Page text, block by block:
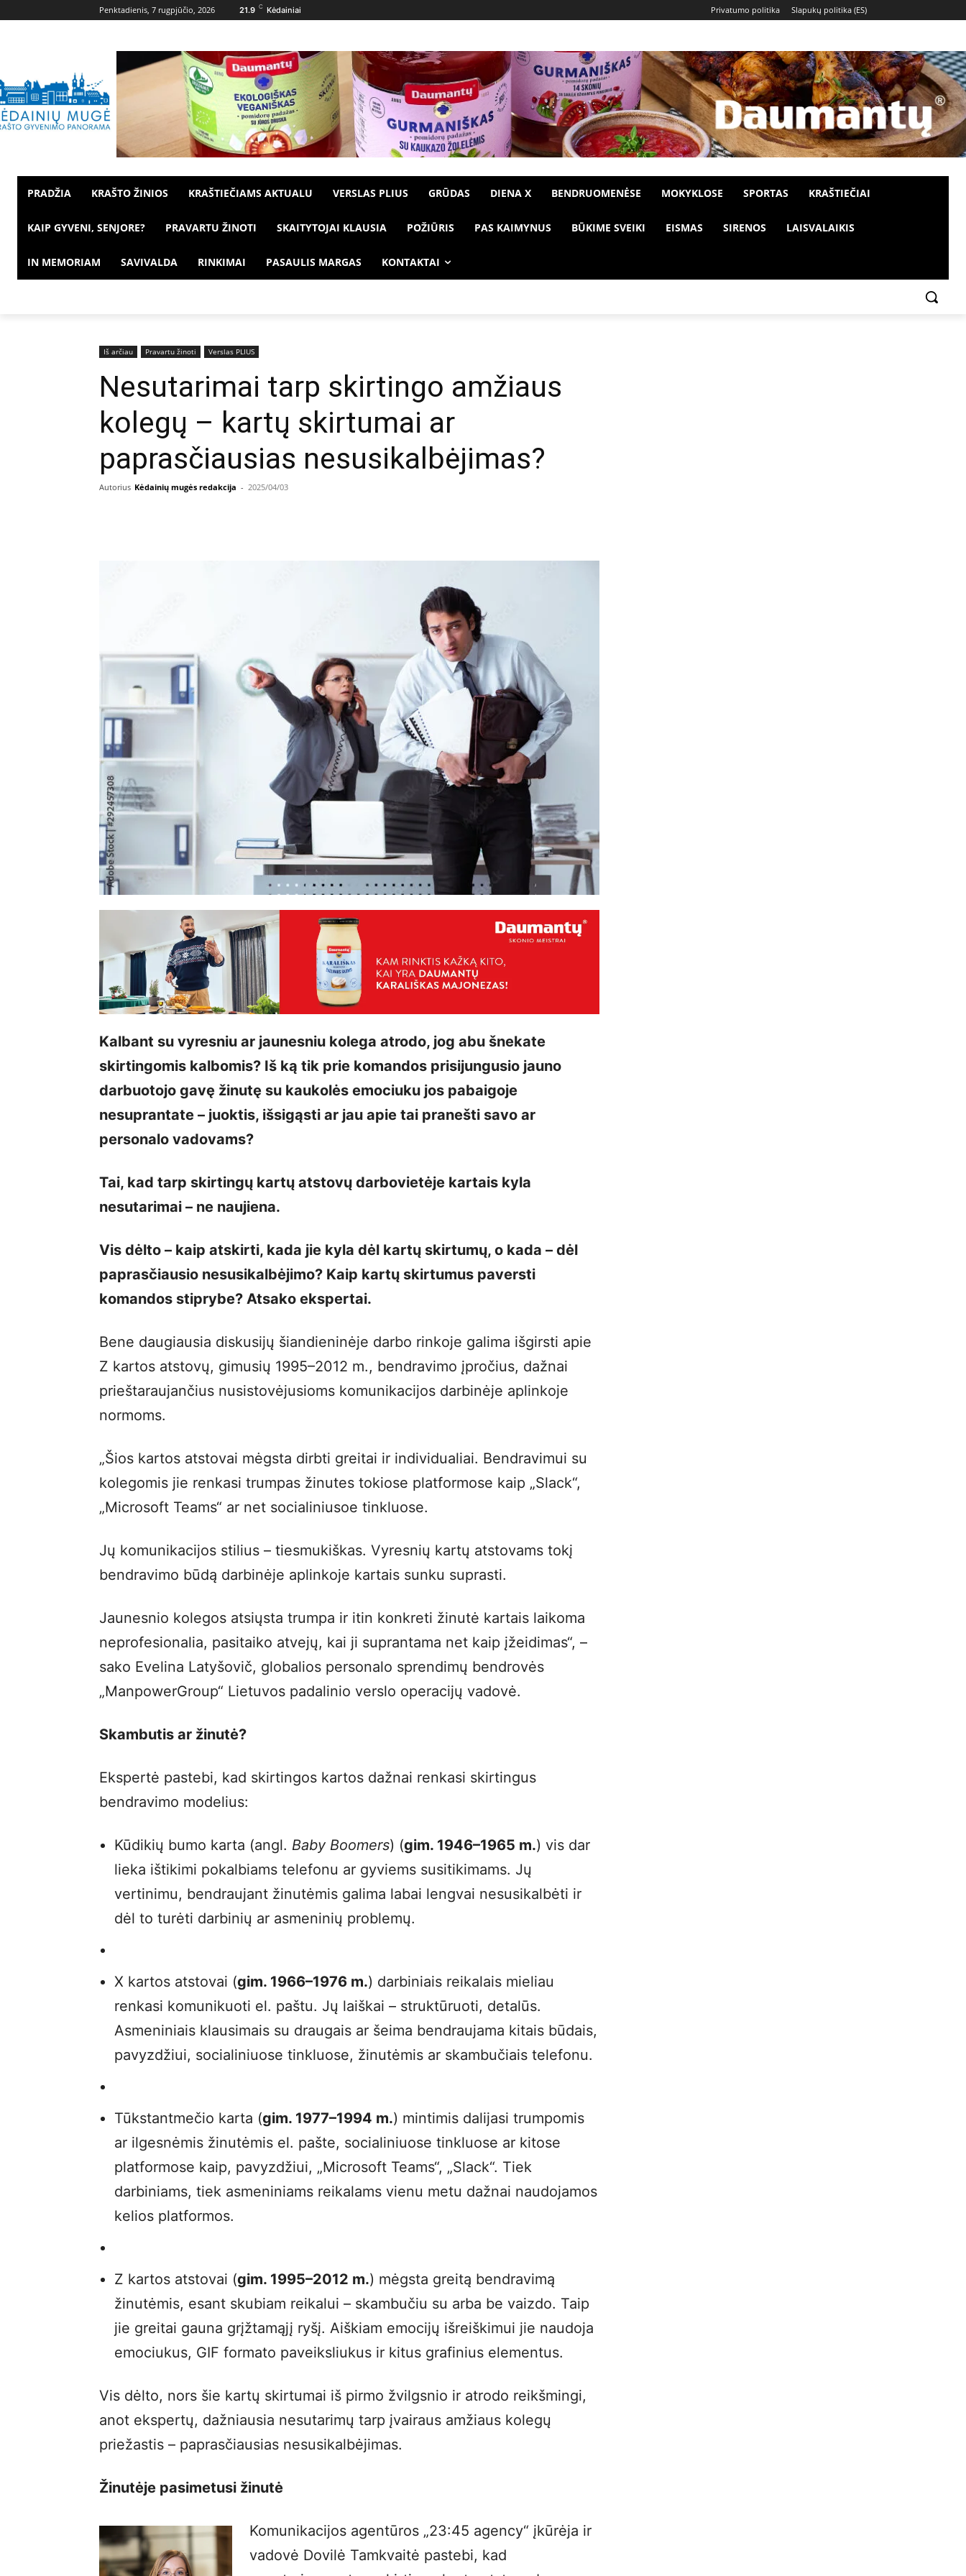
Penktadienis, 7 rugpjūčio, 2026 21.9 C Kėdainiai Privatumo politika Slapukų politika (ES)
PRADŽIA KRAŠTO ŽINIOS KRAŠTIEČIAMS AKTUALU VERSLAS PLIUS GRŪDAS DIENA X BENDRUOMENĖSE MOKYKLOSE SPORTAS KRAŠTIEČIAI
KAIP GYVENI, SENJORE? PRAVARTU ŽINOTI SKAITYTOJAI KLAUSIA POŽIŪRIS PAS KAIMYNUS BŪKIME SVEIKI EISMAS SIRENOS LAISVALAIKIS
IN MEMORIAM SAVIVALDA RINKIMAI PASAULIS MARGAS KONTAKTAI
Iš arčiau Pravartu žinoti Verslas PLIUS
Nesutarimai tarp skirtingo amžiaus
kolegų – kartų skirtumai ar
paprasčiausias nesusikalbėjimas?
Autorius Kėdainių mugės redakcija - 2025/04/03
Kalbant su vyresniu ar jaunesniu kolega atrodo, jog abu šnekate
skirtingomis kalbomis? Iš ką tik prie komandos prisijungusio jauno
darbuotojo gavę žinutę su kaukolės emociuku jos pabaigoje
nesuprantate – juoktis, išsigąsti ar jau apie tai pranešti savo ar
personalo vadovams?
Tai, kad tarp skirtingų kartų atstovų darbovietėje kartais kyla
nesutarimai – ne naujiena.
Vis dėlto – kaip atskirti, kada jie kyla dėl kartų skirtumų, o kada – dėl
paprasčiausio nesusikalbėjimo? Kaip kartų skirtumus paversti
komandos stiprybe? Atsako ekspertai.
Bene daugiausia diskusijų šiandieninėje darbo rinkoje galima išgirsti apie
Z kartos atstovų, gimusių 1995–2012 m., bendravimo įpročius, dažnai
prieštaraujančius nusistovėjusioms komunikacijos darbinėje aplinkoje
normoms.
„Šios kartos atstovai mėgsta dirbti greitai ir individualiai. Bendravimui su
kolegomis jie renkasi trumpas žinutes tokiose platformose kaip „Slack“,
„Microsoft Teams“ ar net socialiniusoe tinkluose.
Jų komunikacijos stilius – tiesmukiškas. Vyresnių kartų atstovams tokį
bendravimo būdą darbinėje aplinkoje kartais sunku suprasti.
Jaunesnio kolegos atsiųsta trumpa ir itin konkreti žinutė kartais laikoma
neprofesionalia, pasitaiko atvejų, kai ji suprantama net kaip įžeidimas“, –
sako Evelina Latyšovič, globalios personalo sprendimų bendrovės
„ManpowerGroup“ Lietuvos padalinio verslo operacijų vadovė.
Skambutis ar žinutė?
Ekspertė pastebi, kad skirtingos kartos dažnai renkasi skirtingus
bendravimo modelius:
Kūdikių bumo karta (angl. Baby Boomers) (gim. 1946–1965 m.) vis dar
lieka ištikimi pokalbiams telefonu ar gyviems susitikimams. Jų
vertinimu, bendraujant žinutėmis galima labai lengvai nesusikalbėti ir
dėl to turėti darbinių ar asmeninių problemų.
X kartos atstovai (gim. 1966–1976 m.) darbiniais reikalais mieliau
renkasi komunikuoti el. paštu. Jų laiškai – struktūruoti, detalūs.
Asmeniniais klausimais su draugais ar šeima bendraujama kitais būdais,
pavyzdžiui, socialiniuose tinkluose, žinutėmis ar skambučiais telefonu.
Tūkstantmečio karta (gim. 1977–1994 m.) mintimis dalijasi trumpomis
ar ilgesnėmis žinutėmis el. pašte, socialiniuose tinkluose ar kitose
platformose kaip, pavyzdžiui, „Microsoft Teams“, „Slack“. Tiek
darbiniams, tiek asmeniniams reikalams vienu metu dažnai naudojamos
kelios platformos.
Z kartos atstovai (gim. 1995–2012 m.) mėgsta greitą bendravimą
žinutėmis, esant skubiam reikalui – skambučiu su arba be vaizdo. Taip
jie greitai gauna grįžtamąjį ryšį. Aiškiam emocijų išreiškimui jie naudoja
emociukus, GIF formato paveiksliukus ir kitus grafinius elementus.
Vis dėlto, nors šie kartų skirtumai iš pirmo žvilgsnio ir atrodo reikšmingi,
anot ekspertų, dažniausia nesutarimų tarp įvairaus amžiaus kolegų
priežastis – paprasčiausias nesusikalbėjimas.
Žinutėje pasimetusi žinutė
Komunikacijos agentūros „23:45 agency“ įkūrėja ir
vadovė Dovilė Tamkvaitė pastebi, kad